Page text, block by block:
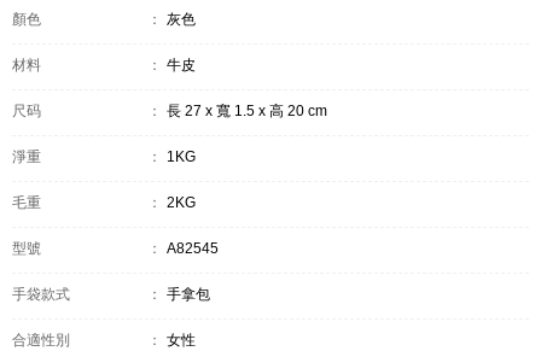
顏色 ： 灰色
材料 ： 牛皮
尺码 ： 長 27 x 寬 1.5 x 高 20 cm
淨重 ： 1KG
毛重 ： 2KG
型號 ： A82545
手袋款式 ： 手拿包
合適性別 ： 女性